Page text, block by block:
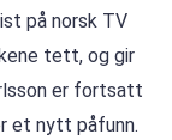
på norsk TV
tett, og gir
er fortsatt
et nytt påfunn.